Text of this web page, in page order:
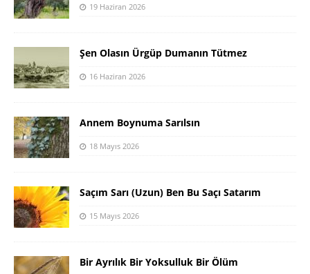
19 Haziran 2026
Şen Olasın Ürgüp Dumanın Tütmez
16 Haziran 2026
Annem Boynuma Sarılsın
18 Mayıs 2026
Saçım Sarı (Uzun) Ben Bu Saçı Satarım
15 Mayıs 2026
Bir Ayrılık Bir Yoksulluk Bir Ölüm